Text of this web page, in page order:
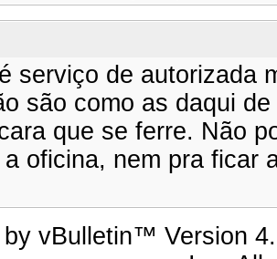
serviço de autorizada
são como as daqui
que se ferre. Não
oficina, nem pra ficar
by vBulletin™ Version